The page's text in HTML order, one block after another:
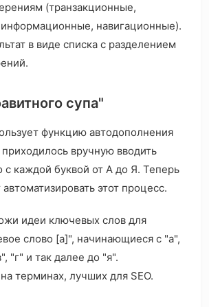
(транзакционные,
навигационные).
в виде списка с разделением
супа"
функцию автодополнения
вручную вводить
с каждой буквой от А до Я. Теперь
этот процесс.
идеи ключевых слов для
слово [а]", начинающиеся с "а",
"г" и так далее до "я".
терминах, лучших для SEO.